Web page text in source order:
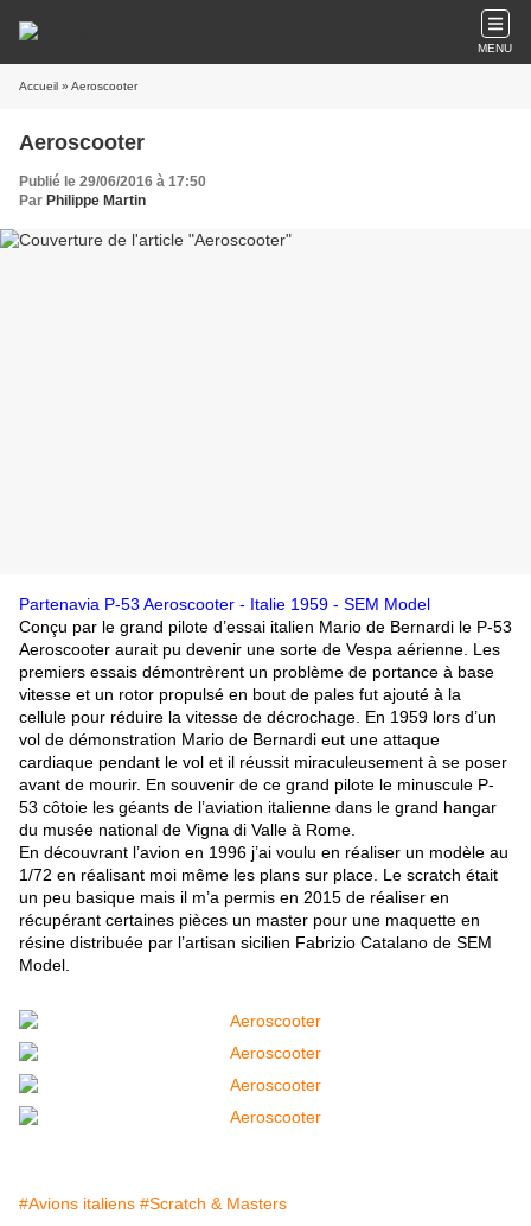
MENU
Accueil » Aeroscooter
Aeroscooter
Publié le 29/06/2016 à 17:50
Par Philippe Martin
Partenavia P-53 Aeroscooter - Italie 1959 - SEM Model
Conçu par le grand pilote d’essai italien Mario de Bernardi le P-53
Aeroscooter aurait pu devenir une sorte de Vespa aérienne. Les
premiers essais démontrèrent un problème de portance à base
vitesse et un rotor propulsé en bout de pales fut ajouté à la
cellule pour réduire la vitesse de décrochage. En 1959 lors d’un
vol de démonstration Mario de Bernardi eut une attaque
cardiaque pendant le vol et il réussit miraculeusement à se poser
avant de mourir. En souvenir de ce grand pilote le minuscule P-
53 côtoie les géants de l’aviation italienne dans le grand hangar
du musée national de Vigna di Valle à Rome.
En découvrant l’avion en 1996 j’ai voulu en réaliser un modèle au
1/72 en réalisant moi même les plans sur place. Le scratch était
un peu basique mais il m’a permis en 2015 de réaliser en
récupérant certaines pièces un master pour une maquette en
résine distribuée par l’artisan sicilien Fabrizio Catalano de SEM
Model.
#Avions italiens #Scratch & Masters